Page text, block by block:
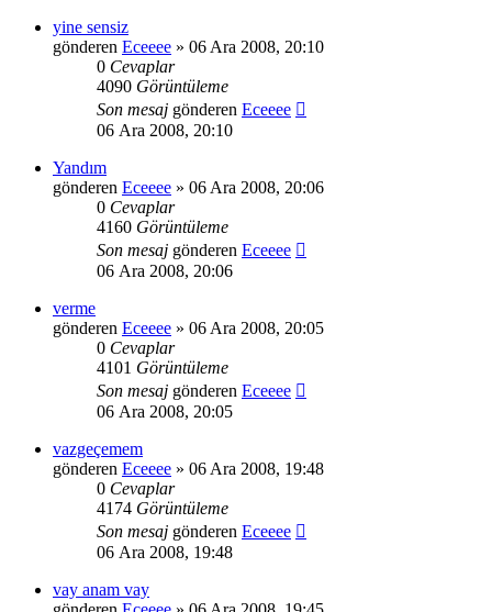
yine sensiz
gönderen Eceeee » 06 Ara 2008, 20:10
0 Cevaplar
4090 Görüntüleme
Son mesaj gönderen Eceeee
06 Ara 2008, 20:10
Yandım
gönderen Eceeee » 06 Ara 2008, 20:06
0 Cevaplar
4160 Görüntüleme
Son mesaj gönderen Eceeee
06 Ara 2008, 20:06
verme
gönderen Eceeee » 06 Ara 2008, 20:05
0 Cevaplar
4101 Görüntüleme
Son mesaj gönderen Eceeee
06 Ara 2008, 20:05
vazgeçemem
gönderen Eceeee » 06 Ara 2008, 19:48
0 Cevaplar
4174 Görüntüleme
Son mesaj gönderen Eceeee
06 Ara 2008, 19:48
vay anam vay